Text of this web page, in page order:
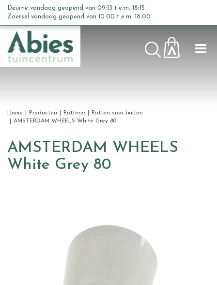
n
Home Producten Potterie
Potten voor buiten
AMSTERDAM WHEELS White Grey 80
Deurne vandaag geopend van 09:15 t.e.m. 18:15
Zoersel vandaag geopend van 10:00 t.e.m. 18:00
AMSTERDAM WHEELS
White Grey 80